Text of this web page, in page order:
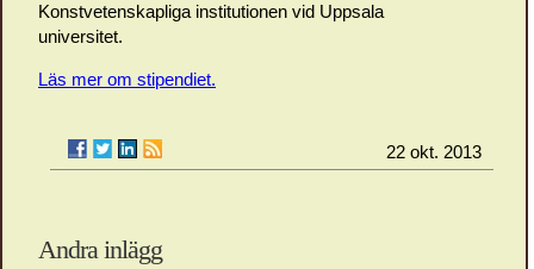
Konstvetenskapliga institutionen vid Uppsala
universitet.
Läs mer om stipendiet.
22 okt. 2013
Andra inlägg